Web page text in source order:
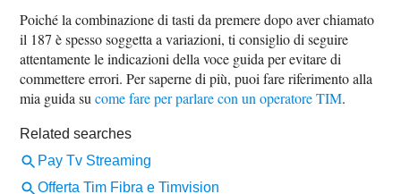
Poiché la combinazione di tasti da premere dopo aver chiamato
il 187 è spesso soggetta a variazioni, ti consiglio di seguire
attentamente le indicazioni della voce guida per evitare di
commettere errori. Per saperne di più, puoi fare riferimento alla
mia guida sucome fare per parlare con un operatore TIM.